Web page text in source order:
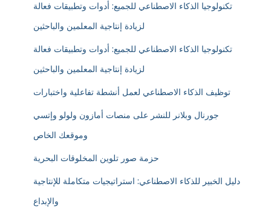
تكنولوجيا الذكاء الاصطناعي للجميع: أدوات وتطبيقات فعالة
لزيادة إنتاجية المعلمين والباحثين
تكنولوجيا الذكاء الاصطناعي للجميع: أدوات وتطبيقات فعالة
لزيادة إنتاجية المعلمين والباحثين
توظيف الذكاء الاصطناعي لعمل أنشطة تفاعلية واختبارات
جورنال وبلانر للنشر على منصات أمازون ولولو وإتسي
وموقعك الخاص
حزمة صور تلوين المخلوقات البحرية
دليل الخبير للذكاء الاصطناعي: استراتيجيات متكاملة للإنتاجية
والإبداع